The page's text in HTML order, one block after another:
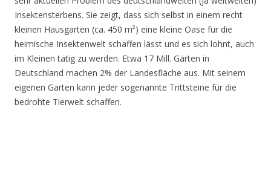
Insektensterbens. Sie zeigt, dass sich selbst in einem recht
kleinen Hausgarten (ca. 450 m²) eine kleine Oase für die
heimische Insektenwelt schaffen lässt und es sich lohnt, auch
im Kleinen tätig zu werden. Etwa 17 Mill. Gärten in
Deutschland machen 2% der Landesfläche aus. Mit seinem
eigenen Garten kann jeder sogenannte Trittsteine für die
bedrohte Tierwelt schaffen.